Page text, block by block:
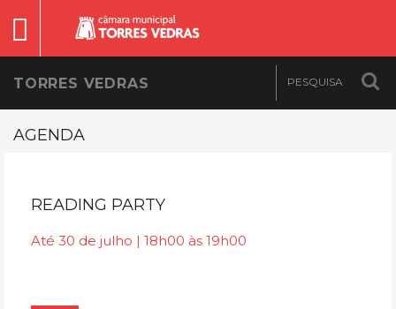
TORRES VEDRAS
AGENDA
READING PARTY
Até 30 de julho | 18h00 às 19h00